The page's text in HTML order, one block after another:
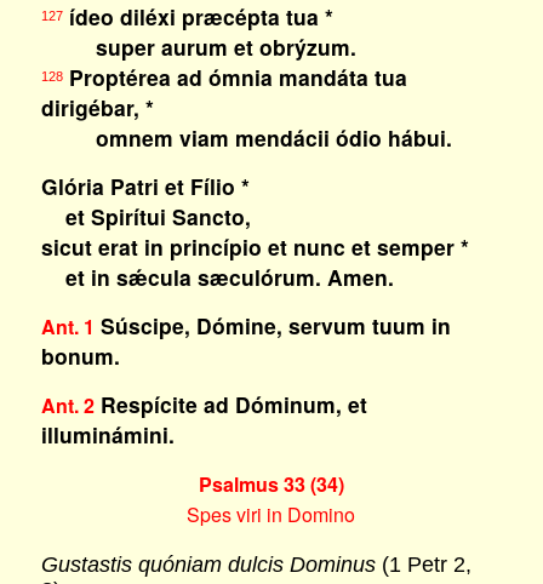
127ídeo diléxi præcépta tua *
super aurum et obrýzum.
128Proptérea ad ómnia mandáta tua
dirigébar, *
omnem viam mendácii ódio hábui.
Glória Patri et Fílio *
et Spirítui Sancto,
sicut erat in princípio et nunc et semper *
et in sǽcula sæculórum. Amen.
Ant. 1 Súscipe, Dómine, servum tuum in
bonum.
Ant. 2Respícite ad Dóminum, et
illuminámini.
Psalmus 33 (34)
Spes viri in Domino
Gustastis quóniam dulcis Dominus(1 Petr 2,